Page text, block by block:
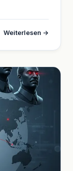
Weiterlesen →